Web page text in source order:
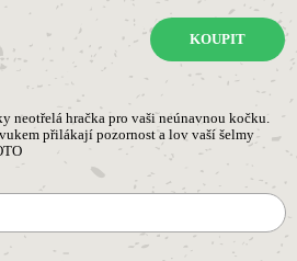
KOUPIT
neotřelá hračka pro vaši neúnavnou kočku.
přilákají pozornost a lov vaší šelmy